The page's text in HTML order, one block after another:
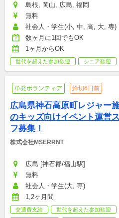
島根, 岡山, 広島, 福岡
無料
社会人・学生(小, 中, 高, 大, 専)
数ヶ月に1回でもOK
1ヶ月からOK
世代を超えた参加歓迎 シニア歓迎
単発ボランティア 締切6日前
広島県神石高原町レジャー
のキッズ向けイベント運営
フ募集！
株式会社MSERRNT
広島 [神石郡/福山駅]
無料
社会人・学生(大, 専)
1,2ヶ月間
交通費支給 世代を超えた参加歓迎